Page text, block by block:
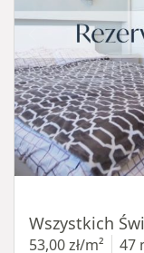
Wszystkich
53,00 zł/m² 47